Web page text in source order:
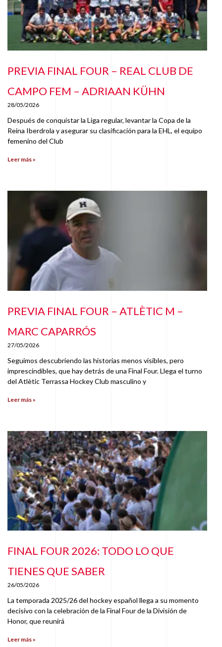
PREVIA FINAL FOUR – REAL CLUB DE
CAMPO FEM – ADRIAAN KÜHN
28/05/2026
Después de conquistar la Liga regular, levantar la Copa de la
Reina Iberdrola y asegurar su clasificación para la EHL, el equipo
femenino del Club
Leer más »
PREVIA FINAL FOUR – ATLÈTIC M –
MARC CAPARRÓS
27/05/2026
Seguimos descubriendo las historias menos visibles, pero
imprescindibles, que hay detrás de una Final Four. Llega el turno
del Atlètic Terrassa Hockey Club masculino y
Leer más »
FINAL FOUR 2026: TODO LO QUE
TIENES QUE SABER
26/05/2026
La temporada 2025/26 del hockey español llega a su momento
decisivo con la celebración de la Final Four de la División de
Honor, que reunirá
Leer más »